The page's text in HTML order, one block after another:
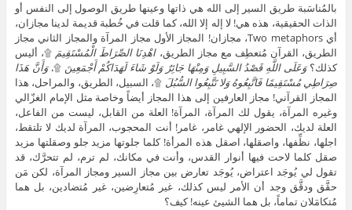
بالمُناسَبة طريق السير إلى الله هي ذاتها وعينها طريق الوصول إلى النفس أو
الذات الحقيقية، هذه هي! لا إله إلا الله، كما قلت في خُطبة قديمة لدينا مجازان،
أي Two metaphors، مجازان! المجاز الأول مجاز المرآة والمجاز الثاني مجاز
الطريق، القرآن مُتعطِف مع مجاز الطريق،اهْدِنَا الصِّرَاطَ الْمُسْتَقِيمَ ۩، أليس
كذلك؟وَعَلَى اللَّهِ قَصْدُ السَّبِيلِ وَمِنْهَا جَائِرٌ وَلَوْ شَاءَ لَهَدَاكُمْ أَجْمَعِينَ۩،وَأَنَّ هَذَا
صِرَاطِي مُسْتَقِيمًا فَاتَّبِعُوهُ وَلا تَتَّبِعُوا السُّبُلَ ۩، السبيل، الطريق، والمراحل، هذا
المجاز القرآني! مجاز العارفين إلى هذا المجاز أيضاً وخاصة مثل الإمام الغزّالي
وغيره المرآة، يقول لك المرآة، المرآة! العلة من القابل، ليست من الفاعل،
العلة لديك، الحضور الإلهي غامر، غامر! أنت المحجوب، المرآة لديك لا تلتقط،
اجلها، نظِّفها، واصقلها، اصقل هذه المرأة! كلما جلوتها مزيد جلو وصقلتها مزيد
صقل كلما لاحت فيها أنوار القدس، وأنت في مكانك، لم ترم، لم تتحرَّك، قد
تقول لي يُوجَد اعتراض، يُوجَد تعارض بين مجاز السير ومجاز المرآة، لكن مَن
حقَّق ودقَّق وجد أن الأمر ليس كذلك، غير مُتعارِضين، غير مُتضادين، بل هما
مُتكامَلان تماماً، بل هما الشيئ عينه! كيف؟